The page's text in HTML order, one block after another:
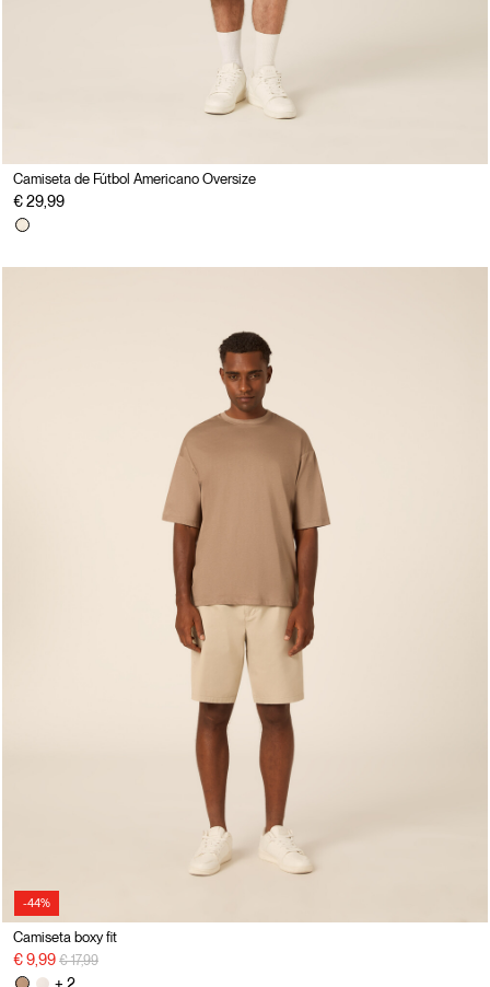
Camiseta de Fútbol Americano Oversize
€ 29,99
-44%
Camiseta boxy fit
€ 9,99 precio rebajado desde
€ 17,99a